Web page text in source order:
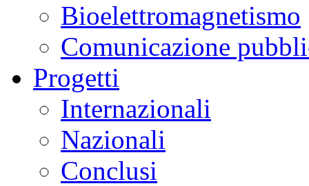
Bioelettromagnetismo
Comunicazione
Progetti
Internazionali
Nazionali
Conclusi